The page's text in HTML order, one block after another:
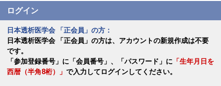
ログイン
日本透析医学会 「正会員」の方：
日本透析医学会 「正会員」の方は、アカウントの新規作成は不要
です。
「参加登録番号」に「会員番号」、「パスワード」に 「生年月日を
西暦（半角8桁）」 で入力してログインしてください。